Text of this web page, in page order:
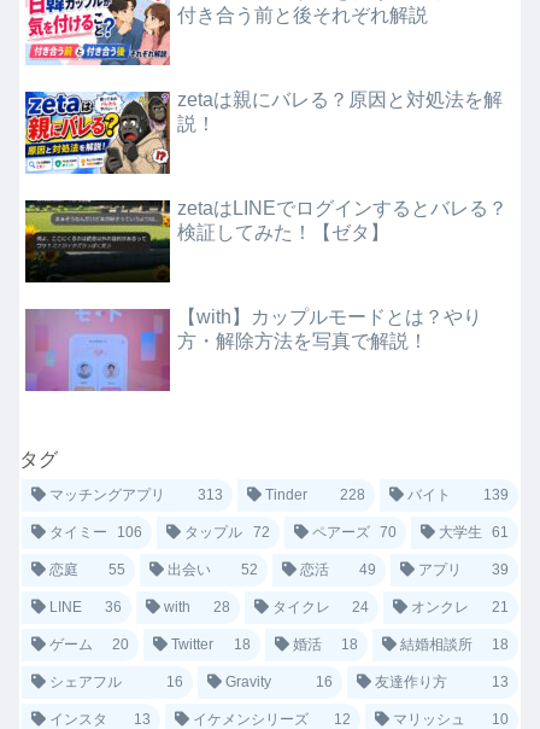
付き合う前と後それぞれ解説
zetaは親にバレる？原因と対処法を解
説！
zetaはLINEでログインするとバレる？
検証してみた！【ゼタ】
【with】カップルモードとは？やり
方・解除方法を写真で解説！
タグ
マッチングアプリ 313 Tinder 228 バイト 139
タイミー 106 タップル 72 ペアーズ 70 大学生 61
恋庭 55 出会い 52 恋活 49 アプリ 39
LINE 36 with 28 タイクレ 24 オンクレ 21
ゲーム 20 Twitter 18 婚活 18 結婚相談所 18
シェアフル 16 Gravity 16 友達作り方 13
インスタ 13 イケメンシリーズ 12 マリッシュ 10